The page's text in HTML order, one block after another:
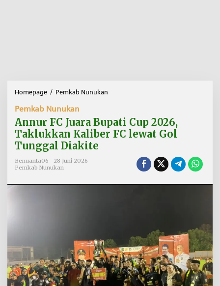
Homepage / Pemkab Nunukan
u
r
F
i
C
u
p
Pemkab Nunukan
Annur FC Juara Bupati Cup 2026,
Taklukkan Kaliber FC lewat Gol
Tunggal Diakite
Benuanta06
28 Juni 2026
Pemkab Nunukan